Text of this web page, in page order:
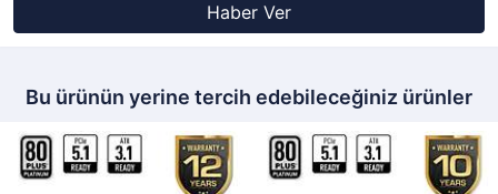
Haber Ver
Bu ürünün yerine tercih edebileceğiniz ürünler